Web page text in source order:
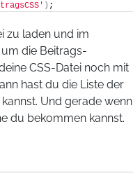
) ;
zu laden und im
die Beitrags-
CSS-Datei noch mit
hast du die Liste der
Und gerade wenn
du bekommen kannst.